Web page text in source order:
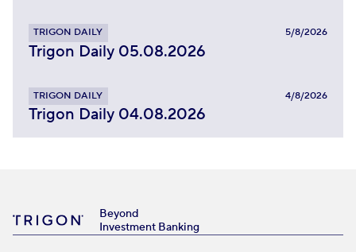
TRIGON DAILY 5/8/2026
Trigon Daily 05.08.2026
TRIGON DAILY 4/8/2026
Trigon Daily 04.08.2026
Beyond
Investment Banking